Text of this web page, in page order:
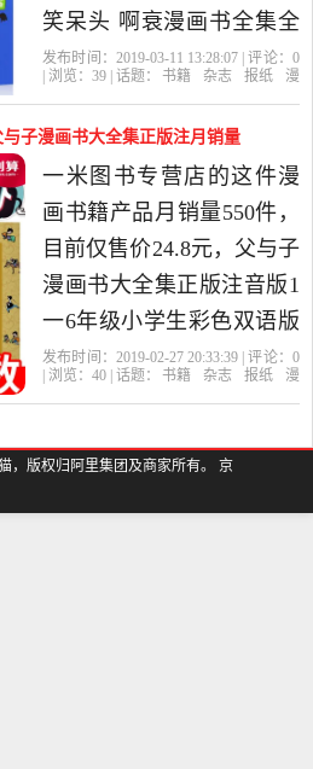
笑呆头 啊衰漫画书全集全
套正版故事书猫小乐爆笑
童课外书小书迷是2019年
一米图书专营店精选书籍,
杂志,报纸当中性价比很高
的漫画书籍，由江苏 南京
发货。
发布时间：2019-03-11 13:28:07 | 评论： 0
| 浏览： 39 | 话题： 书籍 杂志 报纸
漫
子漫画书大全集正版注月销量
一米图书专营店的这件漫
画书籍产品月销量550件，
目前仅售价24.8元，父与子
漫画书大全集正版注音版1
一6年级小学生彩色双语版
一二三年级课外阅读书籍
年一米图书专营店精选书
发布时间：2019-02-27 20:33:39 | 评论： 0
| 浏览： 40 | 话题： 书籍 杂志 报纸
漫
，版权归阿里集团及商家所有。 京